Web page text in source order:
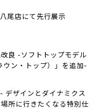
尾店にて先行展示
良 -ソフトトップモデル
ン・トップ）」を追加-
デザインとダイナミクス
所に行きたくなる特別仕